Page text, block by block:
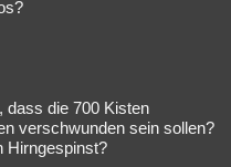
dass die 700 Kisten
verschwunden sein sollen?
Hirngespinst?